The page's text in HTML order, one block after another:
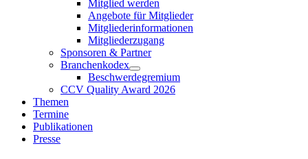
Mitglied werden
Angebote für Mitglieder
Mitgliederinformationen
Mitgliederzugang
Sponsoren & Partner
Branchenkodex
Beschwerdegremium
CCV Quality Award 2026
Themen
Termine
Publikationen
Presse